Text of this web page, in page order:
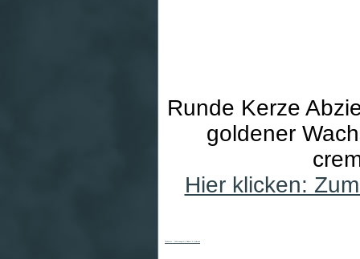
Runde Kerze
goldener
Hier klicken: